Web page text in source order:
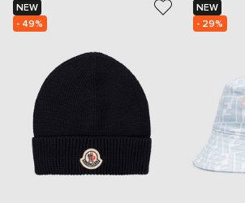
NEW
- 49%
NEW
- 29%